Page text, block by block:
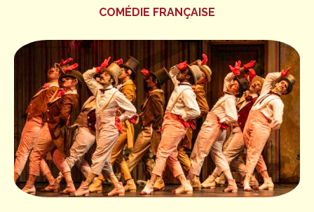
COMÉDIE FRANÇAISE